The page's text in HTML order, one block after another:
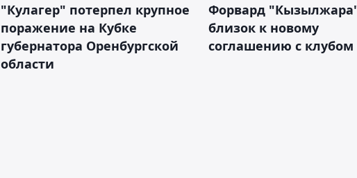
"Кулагер" потерпел крупное
поражение на Кубке
губернатора Оренбургской
области
Форвард
близок к новому
соглашению с клубом